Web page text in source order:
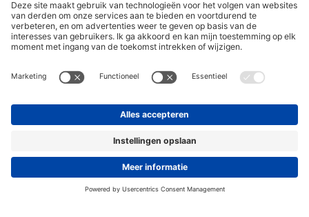
Meest gestelde vragen
Tips & Tricks
DEALER WORDEN